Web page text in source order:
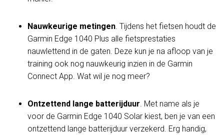
Nauwkeurige metingen. Tijdens het fietsen houdt de
Garmin Edge 1040 Plus alle fietsprestaties
nauwlettend in de gaten. Deze kun je na afloop van je
training ook nog nauwkeurig inzien in de Garmin
Connect App. Wat wil je nog meer?
Ontzettend lange batterijduur. Met name als je
voor de Garmin Edge 1040 Solar kiest, ben je van een
ontzettend lange batterijduur verzekerd. Erg handig,